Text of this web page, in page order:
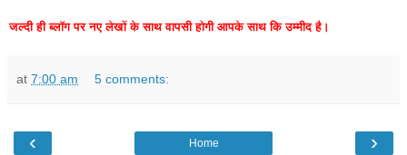
जल्दी ही ब्लॉग पर नए लेखों के साथ वापसी होगी आपके साथ कि उम्मीद है।
at 7:00 am 5 comments:
‹ ›
Home